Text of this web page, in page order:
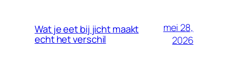
Wat je eet bij jicht maakt
echt het verschil
mei 28,
2026